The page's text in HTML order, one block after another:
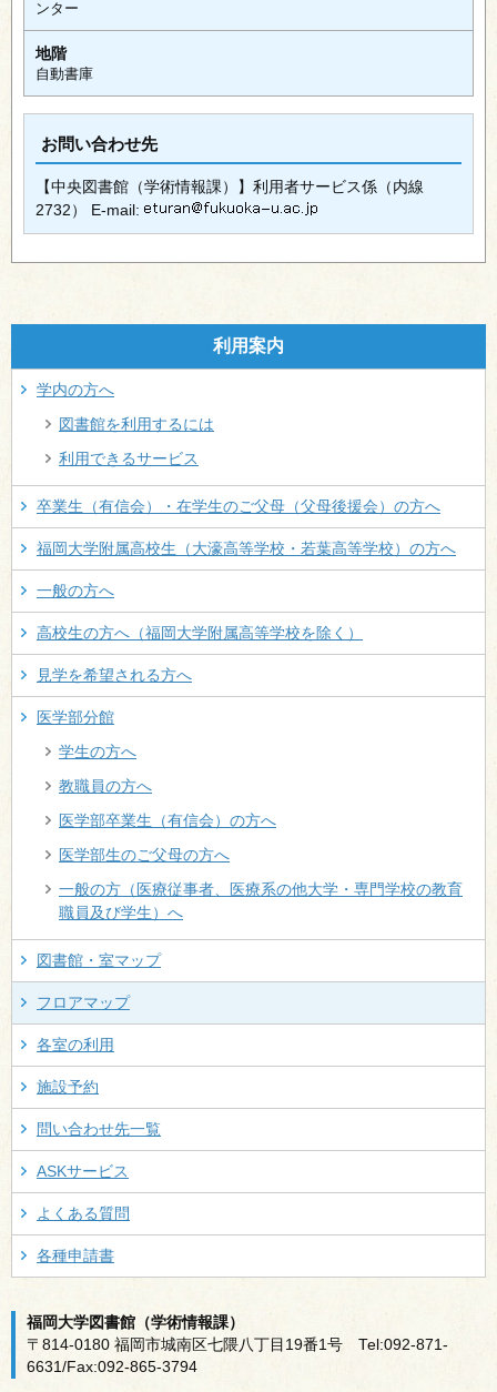
ンター
地階
自動書庫
お問い合わせ先
【中央図書館（学術情報課）】利用者サービス係（内線
2732） E-mail:
利用案内
学内の方へ
図書館を利用するには
利用できるサービス
卒業生（有信会）・在学生のご父母（父母後援会）の方へ
福岡大学附属高校生（大濠高等学校・若葉高等学校）の方へ
一般の方へ
高校生の方へ（福岡大学附属高等学校を除く）
見学を希望される方へ
医学部分館
学生の方へ
教職員の方へ
医学部卒業生（有信会）の方へ
医学部生のご父母の方へ
一般の方（医療従事者、医療系の他大学・専門学校の教育
職員及び学生）へ
図書館・室マップ
フロアマップ
各室の利用
施設予約
問い合わせ先一覧
ASKサービス
よくある質問
各種申請書
福岡大学図書館（学術情報課）
〒814-0180 福岡市城南区七隈八丁目19番1号 Tel:092-871-
6631/Fax:092-865-3794